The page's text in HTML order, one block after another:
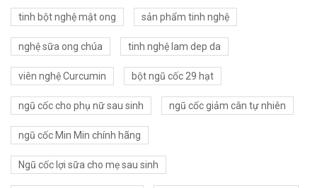
tinh bột nghệ mật ong sản phẩm tinh nghệ
nghệ sữa ong chúa tinh nghệ lam dep da
viên nghệ Curcumin bột ngũ cốc 29 hạt
ngũ cốc cho phụ nữ sau sinh ngũ cốc giảm cân tự nhiên
ngũ cốc Min Min chính hãng
Ngũ cốc lợi sữa cho mẹ sau sinh